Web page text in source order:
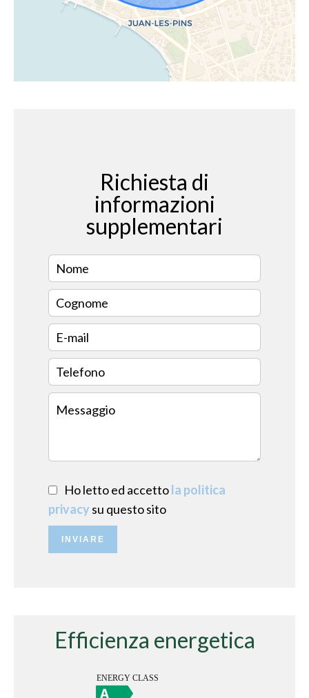
Richiesta di
informazioni
supplementari
Ho letto ed accettola politica
privacysu questo sito
INVIARE
Efficienza energetica